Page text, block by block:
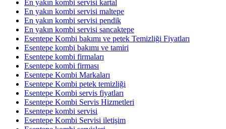
En yakın kombi servisi kartal
En yakın kombi servisi maltepe
En yakın kombi servisi pendik
En yakın kombi servisi sancaktepe
Esentepe Kombi bakımı ve petek Temizliği Fiyatları
Esentepe kombi bakımı ve tamiri
Esentepe kombi firmaları
Esentepe kombi firması
Esentepe Kombi Markaları
Esentepe Kombi petek temizliği
Esentepe Kombi servis fiyatları
Esentepe Kombi Servis Hizmetleri
Esentepe kombi servisi
Esentepe Kombi Servisi iletişim